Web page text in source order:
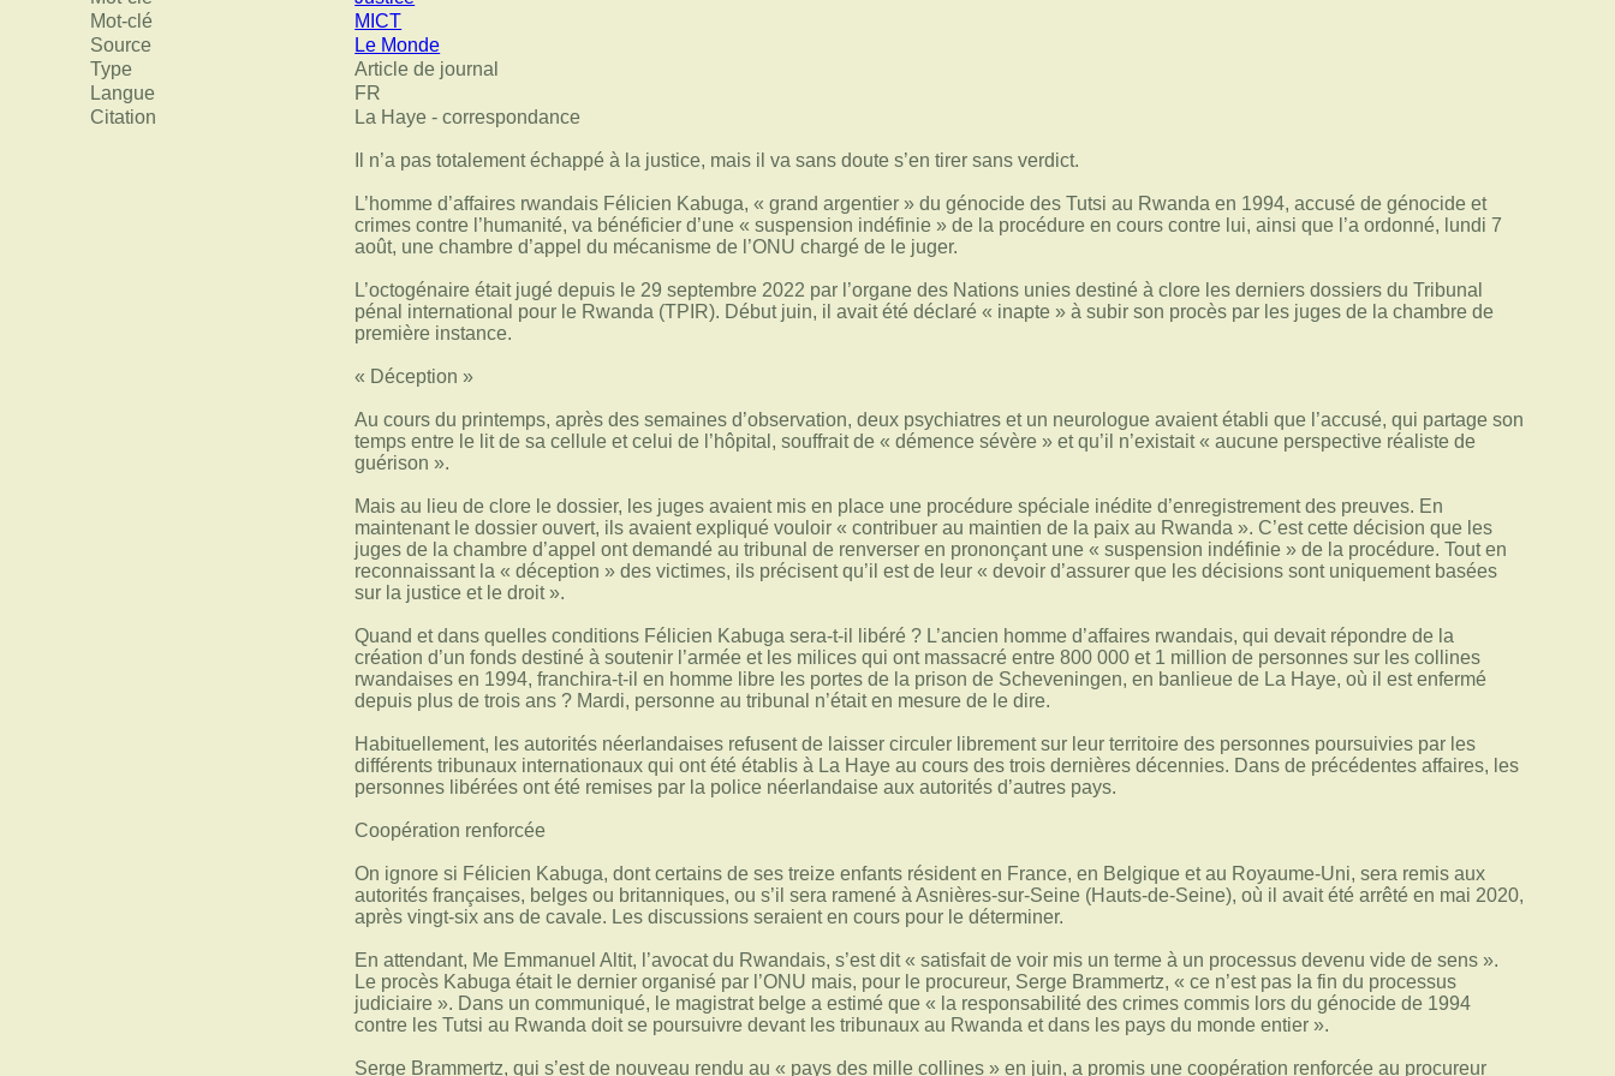
Mot-clé
MICT
Source
Le Monde
Type
Article de journal
Langue
FR
Citation
La Haye - correspondance
Il n’a pas totalement échappé à la justice, mais il va sans doute s’en tirer sans verdict.
L’homme d’affaires rwandais ­Félicien Kabuga, « grand argentier » du génocide des Tutsi au Rwanda en 1994, accusé de génocide et
crimes contre l’humanité, va bénéficier d’une « suspension indéfinie » de la procédure en cours contre lui, ainsi que l’a ordonné, lundi 7
août, une chambre d’appel du mécanisme de l’ONU chargé de le juger.
L’octogénaire était jugé depuis le 29 septembre 2022 par l’organe des Nations unies destiné à clore les derniers dossiers du Tribunal
pénal international pour le Rwanda (TPIR). Début juin, il avait été déclaré « inapte » à subir son procès par les juges de la chambre de
première instance.
« Déception »
Au cours du printemps, après des semaines d’observation, deux psychiatres et un neurologue avaient établi que l’accusé, qui partage son
temps entre le lit de sa cellule et celui de l’hôpital, souffrait de « démence sévère » et qu’il n’existait « aucune perspective réaliste de
guérison ».
Mais au lieu de clore le dossier, les juges avaient mis en place une procédure spéciale inédite d’enregistrement des preuves. En
maintenant le dossier ouvert, ils avaient expliqué vouloir « contribuer au maintien de la paix au Rwanda ». C’est cette décision que les
juges de la chambre d’appel ont demandé au tribunal de renverser en prononçant une « suspension indéfinie » de la procédure. Tout en
reconnaissant la « déception » des victimes, ils précisent qu’il est de leur « devoir d’assurer que les décisions sont uniquement basées
sur la justice et le droit ».
Quand et dans quelles conditions Félicien Kabuga sera-t-il ­libéré ? L’ancien homme d’affaires rwandais, qui devait répondre de la
création d’un fonds destiné à soutenir l’armée et les milices qui ont massacré entre 800 000 et 1 million de personnes sur les ­collines
rwandaises en 1994, franchira-t-il en homme libre les portes de la prison de Scheveningen, en banlieue de La Haye, où il est enfermé
depuis plus de trois ans ? Mardi, personne au tribunal n’était en mesure de le dire.
Habituellement, les autorités néerlandaises refusent de laisser circuler librement sur leur territoire des personnes poursuivies par les
différents tribunaux internationaux qui ont été établis à La Haye au cours des trois ­dernières décennies. Dans de ­précédentes affaires, les
personnes libérées ont été remises par la police néerlandaise aux autorités d’autres pays.
Coopération renforcée
On ignore si Félicien Kabuga, dont certains de ses treize enfants résident en France, en Belgique et au Royaume-Uni, sera remis aux
autorités françaises, belges ou britanniques, ou s’il sera ramené à Asnières-sur-Seine (Hauts-de-Seine), où il avait été arrêté en mai 2020,
après vingt-six ans de cavale. Les discussions seraient en cours pour le déterminer.
En attendant, Me Emmanuel ­Altit, l’avocat du Rwandais, s’est dit « satisfait de voir mis un terme à un processus devenu vide de sens ».
Le procès Kabuga était le dernier organisé par l’ONU mais, pour le procureur, Serge Brammertz, « ce n’est pas la fin du processus
judiciaire ». Dans un communiqué, le magistrat belge a estimé que « la responsabilité des crimes commis lors du génocide de 1994
contre les Tutsi au Rwanda doit se poursuivre devant les tribunaux au Rwanda et dans les pays du monde entier ».
Serge Brammertz, qui s’est de nouveau rendu au « pays des mille collines » en juin, a promis une coopération renforcée au procureur